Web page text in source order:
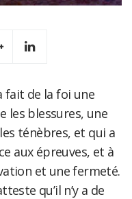
fait de la foi une
les blessures, une
ténèbres, et qui a
aux épreuves, et à
et une fermeté.
qu’il n’y a de